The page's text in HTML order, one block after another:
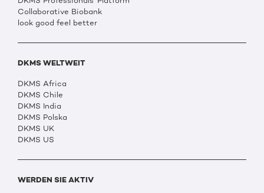
Collaborative Biobank
look good feel better
DKMS WELTWEIT
DKMS Africa
DKMS Chile
DKMS India
DKMS Polska
DKMS UK
DKMS US
WERDEN SIE AKTIV